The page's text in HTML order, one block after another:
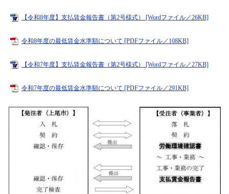
【令和8年度】支払賃金報告書（第2号様式） [Wordファイル／26KB]
令和8年度の最低賃金水準額について [PDFファイル／108KB]
【令和7年度】支払賃金報告書（第2号様式） [Wordファイル／27KB]
令和7年度の最低賃金水準額について [PDFファイル／291KB]